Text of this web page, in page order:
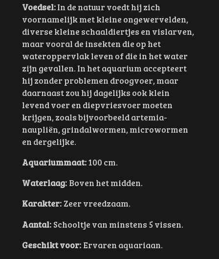
Voedsel:In de natuur voedt hij zich
voornamelijk met kleine ongewervelden,
diverse kleine schaaldiertjes en vislarven,
maar vooral de insekten die op het
wateroppervlak leven of die in het water
zijn gevallen. In het aquarium accepteert
hij zonder problemen droogvoer, maar
daarnaast zou hij dagelijks ook klein
levend voer en diepvriesvoer moeten
krijgen, zoals bijvoorbeeld artemia-
naupliën, grindalwormen, microwormen
en dergelijke.
Aquariummaat:100 cm.
Waterlaag:Boven het midden.
Karakter: Zeer vreedzaam.
Aantal:Schooltje van minstens 5 vissen.
Geschikt voor: Ervaren aquariaan.